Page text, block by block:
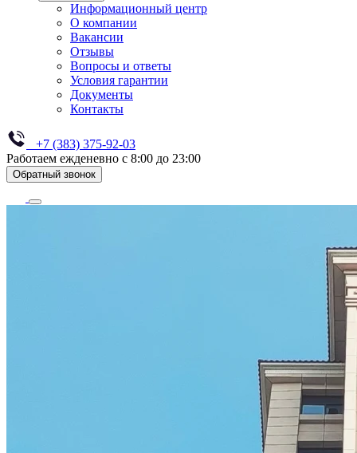
Информационный центр
О компании
Вакансии
Отзывы
Вопросы и ответы
Условия гарантии
Документы
Контакты
+7 (383) 375-92-03
Работаем ежденевно с 8:00 до 23:00
Обратный звонок